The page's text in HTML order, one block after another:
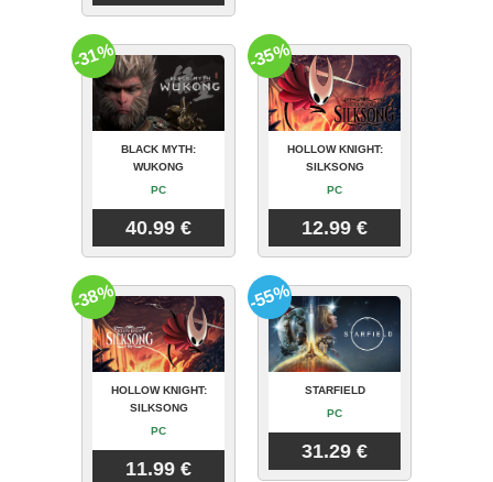
BLACK MYTH:
WUKONG
PC
40.99 €
-31%
HOLLOW KNIGHT:
SILKSONG
PC
12.99 €
-35%
HOLLOW KNIGHT:
SILKSONG
PC
11.99 €
-38%
STARFIELD
PC
31.29 €
-55%